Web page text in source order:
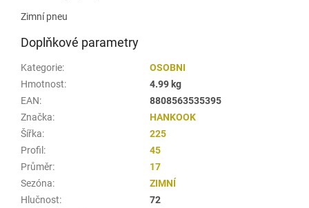
Zimní pneu
Doplňkové parametry
Kategorie:
OSOBNI
Hmotnost:
4.99 kg
EAN:
8808563535395
Značka:
HANKOOK
Šířka:
225
Profil :
45
Průměr:
17
Sezóna:
ZIMNÍ
Hlučnost:
72